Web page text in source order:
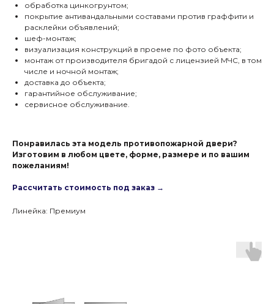
обработка цинкогрунтом;
покрытие антивандальными составами против граффити и
расклейки объявлений;
шеф-монтаж;
визуализация конструкций в проеме по фото объекта;
монтаж от производителя бригадой с лицензией МЧС, в том
числе и ночной монтаж;
доставка до объекта;
гарантийное обслуживание;
сервисное обслуживание.
Понравилась эта модель противопожарной двери?
Изготовим в любом цвете, форме, размере и по вашим
пожеланиям!
Рассчитать стоимость под заказ →
Линейка: Премиум